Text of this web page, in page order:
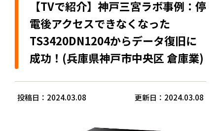
【TVで紹介】神戸三宮ラボ事例：停
電後アクセスできなくなった
TS3420DN1204からデータ復旧に
成功！(兵庫県神戸市中央区 倉庫業)
投稿日：2024.03.08 更新日：2024.03.08